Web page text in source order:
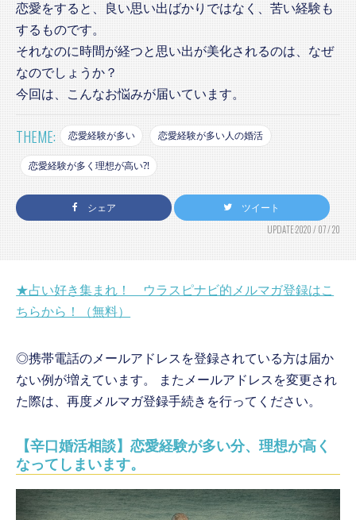
恋愛をすると、良い思い出ばかりではなく、苦い経験も
するものです。
それなのに時間が経つと思い出が美化されるのは、なぜ
なのでしょうか？
今回は、こんなお悩みが届いています。
THEME: 恋愛経験が多い 恋愛経験が多い人の婚活
恋愛経験が多く理想が高い⁈
シェア ツイート
UPDATE:2020 / 07 / 20
★占い好き集まれ！ ウラスピナビ的メルマガ登録はこ
ちらから！（無料）
◎携帯電話のメールアドレスを登録されている方は届か
ない例が増えています。 またメールアドレスを変更され
た際は、再度メルマガ登録手続きを行ってください。
【辛口婚活相談】恋愛経験が多い分、理想が高く
なってしまいます。